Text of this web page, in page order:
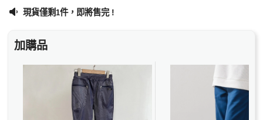
現貨僅剩1件，即將售完 !
加購品